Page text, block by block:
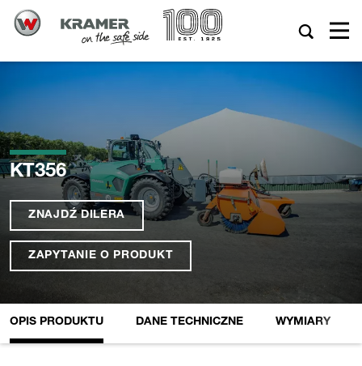
KT356
ZNAJDŹ DILERA
ZAPYTANIE O PRODUKT
OPIS PRODUKTU DANE TECHNICZNE WYMIARY